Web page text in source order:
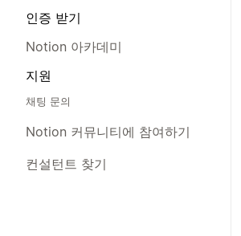
인증 받기
Notion 아카데미
지원
채팅 문의
Notion 커뮤니티에 참여하기
컨설턴트 찾기